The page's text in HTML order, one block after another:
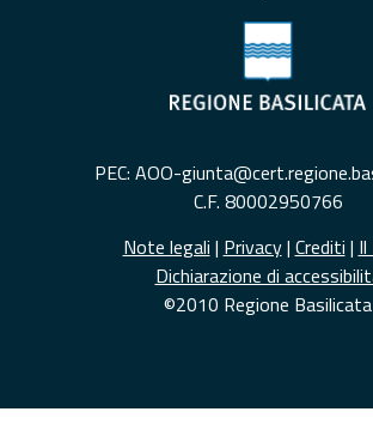
PEC: AOO-
C.F. 80002950766
Note legali | Privacy| Crediti |
Dichiarazione di
©2010 Regione Basilicata